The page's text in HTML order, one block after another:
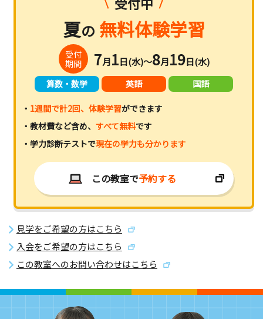
夏の 無料体験学習
受付
期間
7月1日(水)～8月19日(水)
算数・数学 英語 国語
・ 1週間で計2回、体験学習ができます
・教材費など含め、 すべて無料です
・学力診断テストで現在の学力も分かります
この教室で予約する
見学をご希望の方はこちら
入会をご希望の方はこちら
この教室へのお問い合わせはこちら